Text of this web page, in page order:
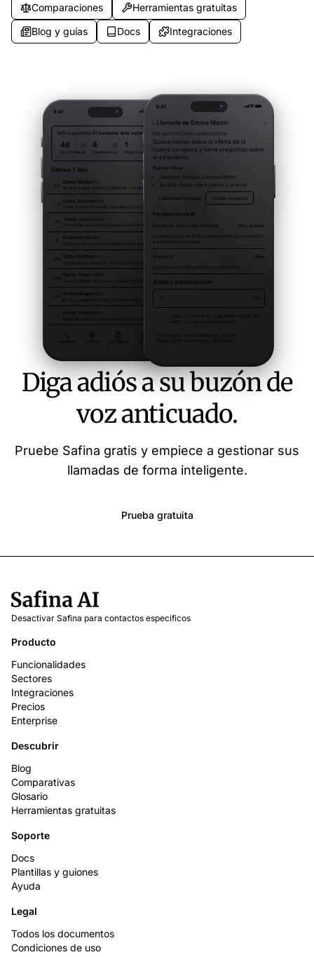
Comparaciones
Herramientas gratuitas
Blog y guías
Docs Integraciones
Diga adiós a su buzón de
voz anticuado.
Pruebe Safina gratis y empiece a gestionar sus
llamadas de forma inteligente.
Prueba gratuita
Desactivar Safina para contactos específicos
Producto
Funcionalidades
Sectores
Integraciones
Precios
Enterprise
Descubrir
Blog
Comparativas
Glosario
Herramientas gratuitas
Soporte
Docs
Plantillas y guiones
Ayuda
Legal
Todos los documentos
Condiciones de uso